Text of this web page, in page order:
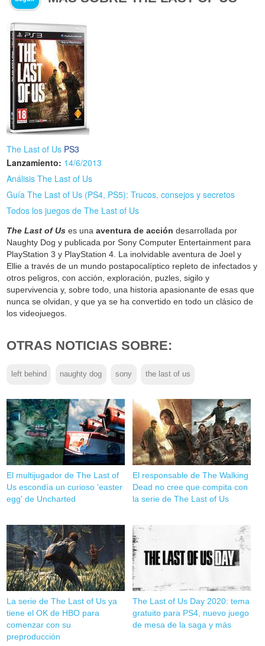
The Last of Us PS3
Lanzamiento: 14/6/2013
Análisis The Last of Us
Guía The Last of Us (PS4, PS5): Trucos, consejos y secretos
Todos los juegos de The Last of Us
The Last of Us es unaaventura de acción desarrollada por
Naughty Dog y publicada por Sony Computer Entertainment para
PlayStation 3 y PlayStation 4. La inolvidable aventura de Joel y
Ellie a través de un mundo postapocalíptico repleto de infectados y
otros peligros, con acción, exploración, puzles, sigilo y
supervivencia y, sobre todo, una historia apasionante de esas que
nunca se olvidan, y que ya se ha convertido en todo un clásico de
los videojuegos.
OTRAS NOTICIAS SOBRE:
left behind naughty dog sony the last of us
El multijugador de The Last of
Us escondía un curioso 'easter
egg' de Uncharted
El responsable de The Walking
Dead no cree que compita con
la serie de The Last of Us
La serie de The Last of Us ya
tiene el OK de HBO para
comenzar con su
preproducción
The Last of Us Day 2020: tema
gratuito para PS4, nuevo juego
de mesa de la saga y más